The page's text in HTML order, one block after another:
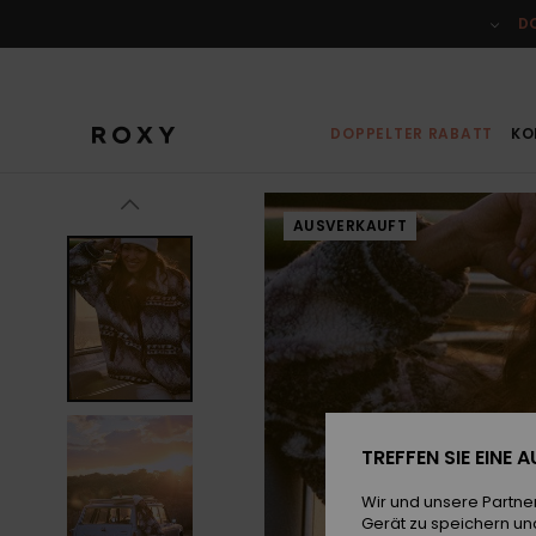
DOPPELTER RABATT
AUSVERKAUFT
TREFFEN SIE EINE
Wir und unsere
Gerät zu speichern